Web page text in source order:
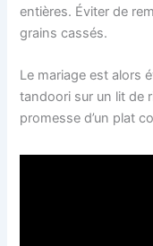
entières. Éviter de
grains cassés.
Le mariage est alors
tandoori sur un lit de
promesse d’un plat